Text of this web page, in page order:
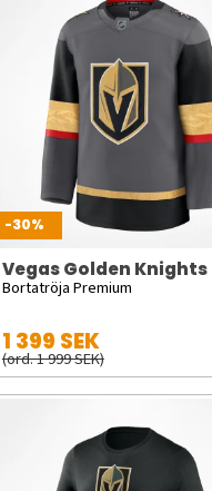
-30%
Vegas Golden Knights
Bortatröja Premium
1 399 SEK
(ord. 1 999 SEK)